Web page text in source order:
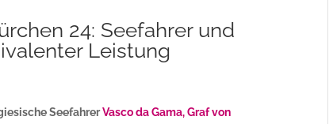
24: Seefahrer und
Leistung
SeefahrerVasco da Gama, Graf von